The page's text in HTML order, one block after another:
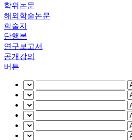
학위논문
해외학술논문
학술지
단행본
연구보고서
공개강의
버튼